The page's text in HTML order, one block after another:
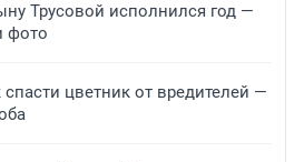
Трусовой исполнился год —
фото
цветник от вредителей —